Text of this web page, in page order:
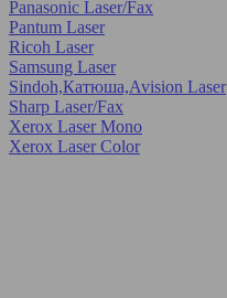
Panasonic Laser/Fax
Pantum Laser
Ricoh Laser
Samsung Laser
Sindoh,Катюша,Avision Laser
Sharp Laser/Fax
Xerox Laser Mono
Xerox Laser Color